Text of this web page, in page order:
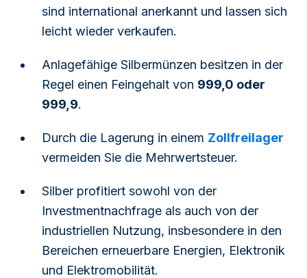
sind international anerkannt und lassen sich
leicht wieder verkaufen.
Anlagefähige Silbermünzen besitzen in der
Regel einen Feingehalt von 999,0 oder
999,9.
Durch die Lagerung in einem Zollfreilager
vermeiden Sie die Mehrwertsteuer.
Silber profitiert sowohl von der
Investmentnachfrage als auch von der
industriellen Nutzung, insbesondere in den
Bereichen erneuerbare Energien, Elektronik
und Elektromobilität.